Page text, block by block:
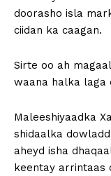
doorasho isla
ciidan ka caagan.
Sirte oo ah
waana halka laga
Maleeshiyaadka
shidaalka
aheyd isha
keentay arrintaas